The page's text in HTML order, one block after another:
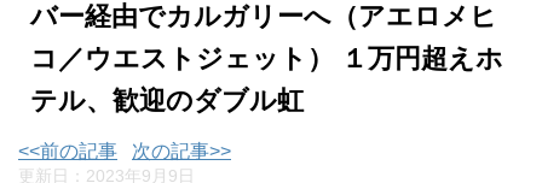
バー経由でカルガリーへ（アエロメヒ
コ／ウエストジェット） １万円超えホ
テル、歓迎のダブル虹
<<前の記事 次の記事>>
更新日： 2023年9月9日